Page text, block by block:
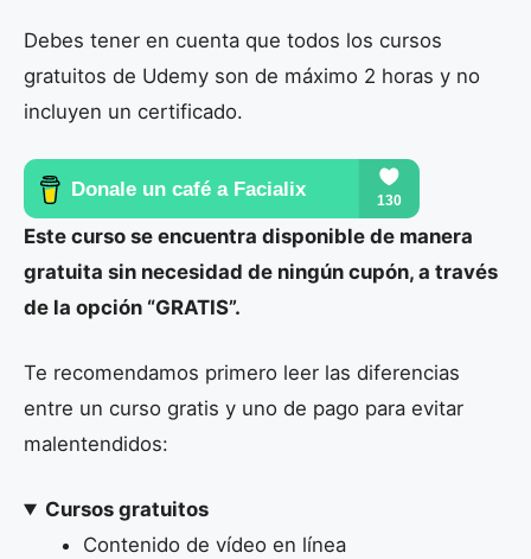
Debes tener en cuenta que todos los cursos
gratuitos de Udemy son de máximo 2 horas y no
incluyen un certificado.
Este curso se encuentra disponible de manera
gratuita sin necesidad de ningún cupón, a través
de la opción “GRATIS”.
Te recomendamos primero leer las diferencias
entre un curso gratis y uno de pago para evitar
malentendidos:
Cursos gratuitos
Contenido de vídeo en línea